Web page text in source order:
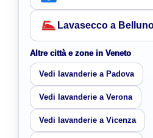
Lavasecco a
Altre città e zone in Veneto
Vedi lavanderie a Padova
Vedi lavanderie a Verona
Vedi lavanderie a Vicenza